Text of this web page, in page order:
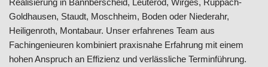
Goldhausen, Staudt, Moschheim, Boden oder Niederahr,
Heiligenroth, Montabaur. Unser erfahrenes Team aus
Fachingenieuren kombiniert praxisnahe Erfahrung mit einem
hohen Anspruch an Effizienz und verlässliche Terminführung.